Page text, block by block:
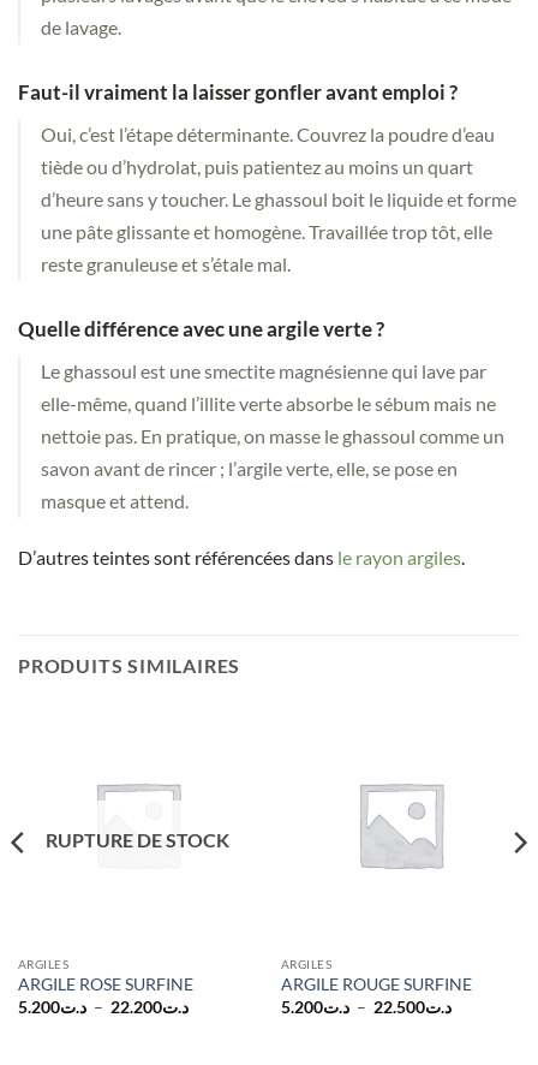
de lavage.
Faut-il vraiment la laisser gonfler avant emploi ?
Oui, c’est l’étape déterminante. Couvrez la poudre d’eau
tiède ou d’hydrolat, puis patientez au moins un quart
d’heure sans y toucher. Le ghassoul boit le liquide et forme
une pâte glissante et homogène. Travaillée trop tôt, elle
reste granuleuse et s’étale mal.
Quelle différence avec une argile verte ?
Le ghassoul est une smectite magnésienne qui lave par
elle-même, quand l’illite verte absorbe le sébum mais ne
nettoie pas. En pratique, on masse le ghassoul comme un
savon avant de rincer ; l’argile verte, elle, se pose en
masque et attend.
D’autres teintes sont référencées dans le rayon argiles.
PRODUITS SIMILAIRES
RUPTURE DE STOCK
ARGILES
ARGILE ROSE SURFINE
د.ت5.200 – د.ت22.200
Plage
ARGILES
ARGILE ROUGE SURFINE
د.ت5.200 – د.ت22.500
Plage